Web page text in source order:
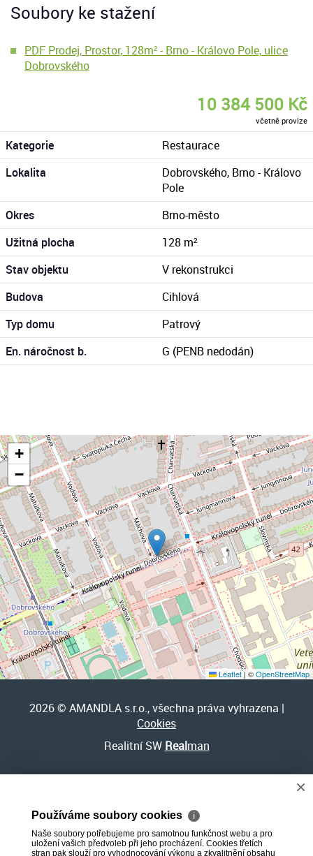
Soubory ke stažení
PDF Prodej, Prostor, 128m² - Brno - Královo Pole, ulice
Dobrovského
10 384 500 Kč
včetně provize
Kategorie
Restaurace
Lokalita
Dobrovského, Brno - Královo
Pole
Okres
Brno-město
Užitná plocha
128 m²
Stav objektu
V rekonstrukci
Budova
Cihlová
Typ domu
Patrový
En. náročnost b.
G (PENB nedodán)
+
−
Leaflet|©OpenStreetMap
2026 © AMANDLA s.r.o., všechna práva vyhrazena |
Cookies
Realitní SW Realman
×
Používáme soubory cookies ℹ
Naše soubory potřebujeme pro samotnou funkčnost webu a pro
uložení vašich předvoleb při jeho procházení. Cookies třetích
stran pak slouží pro vyhodnocování výkonu a zkvalitnění obsahu